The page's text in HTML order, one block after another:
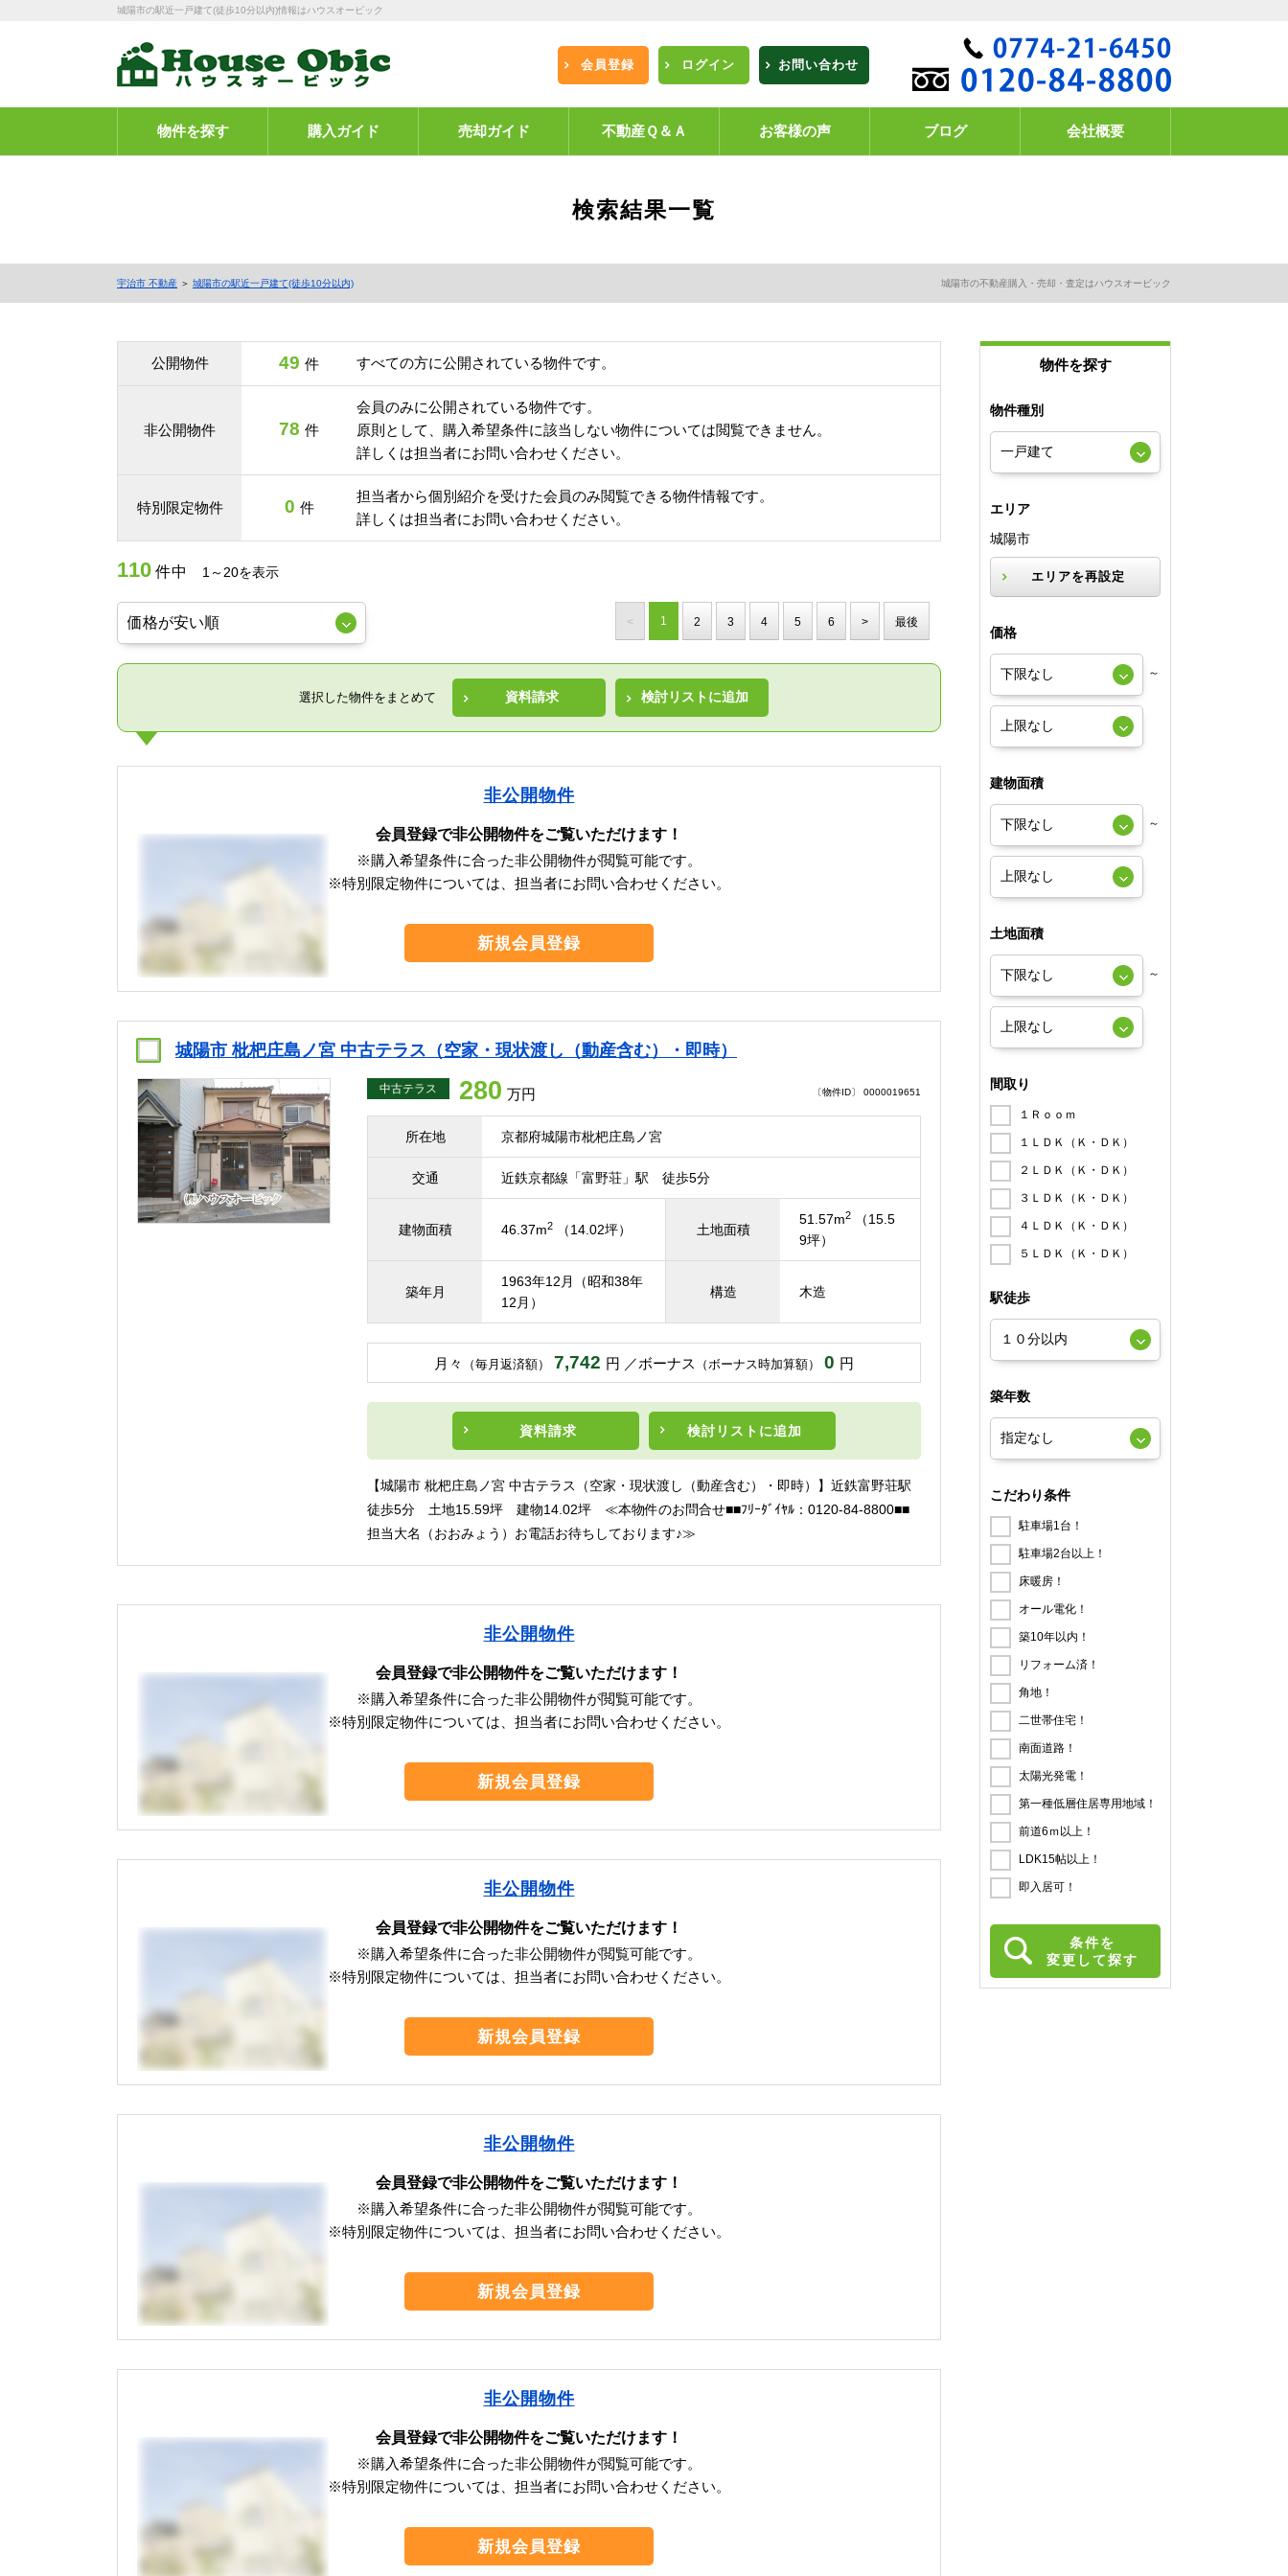
城陽市の駅近一戸建て(徒歩10分以内)情報はハウスオービック
会員登録 ログイン お問い合わせ
物件を探す 購入ガイド 売却ガイド 不動産Ｑ＆Ａ お客様の声 ブログ 会社概要
検索結果一覧
宇治市 不動産 ＞ 城陽市の駅近一戸建て(徒歩10分以内) 城陽市の不動産購入・売却・査定はハウスオービック
公開物件 49 件 すべての方に公開されている物件です。
非公開物件 78 件
会員のみに公開されている物件です。
原則として、購入希望条件に該当しない物件については閲覧できません。
詳しくは担当者にお問い合わせください。
特別限定物件 0 件
担当者から個別紹介を受けた会員のみ閲覧できる物件情報です。
詳しくは担当者にお問い合わせください。
110 件中 1～20を表示
< 1 2 3 4 5 6 > 最後
選択した物件をまとめて 資料請求 検討リストに追加
非公開物件
会員登録で非公開物件をご覧いただけます！
※購入希望条件に合った非公開物件が閲覧可能です。
※特別限定物件については、担当者にお問い合わせください。
新規会員登録
城陽市 枇杷庄島ノ宮 中古テラス（空家・現状渡し（動産含む）・即時）
〔物件ID〕 0000019651
中古テラス 280 万円
所在地 京都府城陽市枇杷庄島ノ宮
交通 近鉄京都線「富野荘」駅 徒歩5分
建物面積 46.37m2 （14.02坪） 土地面積
51.57m2
（15.5
9坪）
築年月
1963年12月（昭和38年
12月）
構造 木造
月々 （毎月返済額） 7,742 円 ボーナス （ボーナス時加算額） 0 円
資料請求 検討リスト に追加
【城陽市 枇杷庄島ノ宮 中古テラス（空家・現状渡し（動産含む）・即時）】近鉄富野荘駅
徒歩5分 土地15.59坪 建物14.02坪 ≪本物件のお問合せ■■ﾌﾘｰﾀﾞｲﾔﾙ：0120-84-8800■■
担当大名（おおみょう）お電話お待ちしております♪≫
非公開物件
会員登録で非公開物件をご覧いただけます！
※購入希望条件に合った非公開物件が閲覧可能です。
※特別限定物件については、担当者にお問い合わせください。
新規会員登録
非公開物件
会員登録で非公開物件をご覧いただけます！
※購入希望条件に合った非公開物件が閲覧可能です。
※特別限定物件については、担当者にお問い合わせください。
新規会員登録
非公開物件
会員登録で非公開物件をご覧いただけます！
※購入希望条件に合った非公開物件が閲覧可能です。
※特別限定物件については、担当者にお問い合わせください。
新規会員登録
非公開物件
会員登録で非公開物件をご覧いただけます！
※購入希望条件に合った非公開物件が閲覧可能です。
※特別限定物件については、担当者にお問い合わせください。
新規会員登録
物件を探す
物件種別
エリア
城陽市
エリアを再設定
価格
～
建物面積
～
土地面積
～
間取り
１Ｒｏｏｍ
１ＬＤＫ（Ｋ・ＤＫ）
２ＬＤＫ（Ｋ・ＤＫ）
３ＬＤＫ（Ｋ・ＤＫ）
４ＬＤＫ（Ｋ・ＤＫ）
５ＬＤＫ（Ｋ・ＤＫ）
駅徒歩
築年数
こだわり条件
駐車場1台！
駐車場2台以上！
床暖房！
オール電化！
築10年以内！
リフォーム済！
角地！
二世帯住宅！
南面道路！
太陽光発電！
第一種低層住居専用地域！
前道6ｍ以上！
LDK15帖以上！
即入居可！
条件を
変更して探す